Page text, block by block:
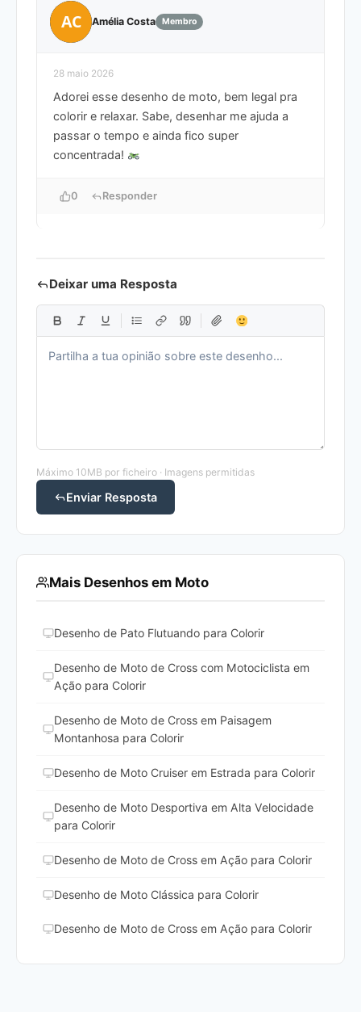
AC Amélia Costa Membro
28 maio 2026
Adorei esse desenho de moto, bem legal pra
colorir e relaxar. Sabe, desenhar me ajuda a
passar o tempo e ainda fico super
concentrada!
0 Responder
Deixar uma Resposta
Máximo 10MB por ficheiro · Imagens permitidas
Enviar Resposta
Mais Desenhos em Moto
Desenho de Pato Flutuando para Colorir
Desenho de Moto de Cross com Motociclista em
Ação para Colorir
Desenho de Moto de Cross em Paisagem
Montanhosa para Colorir
Desenho de Moto Cruiser em Estrada para Colorir
Desenho de Moto Desportiva em Alta Velocidade
para Colorir
Desenho de Moto de Cross em Ação para Colorir
Desenho de Moto Clássica para Colorir
Desenho de Moto de Cross em Ação para Colorir